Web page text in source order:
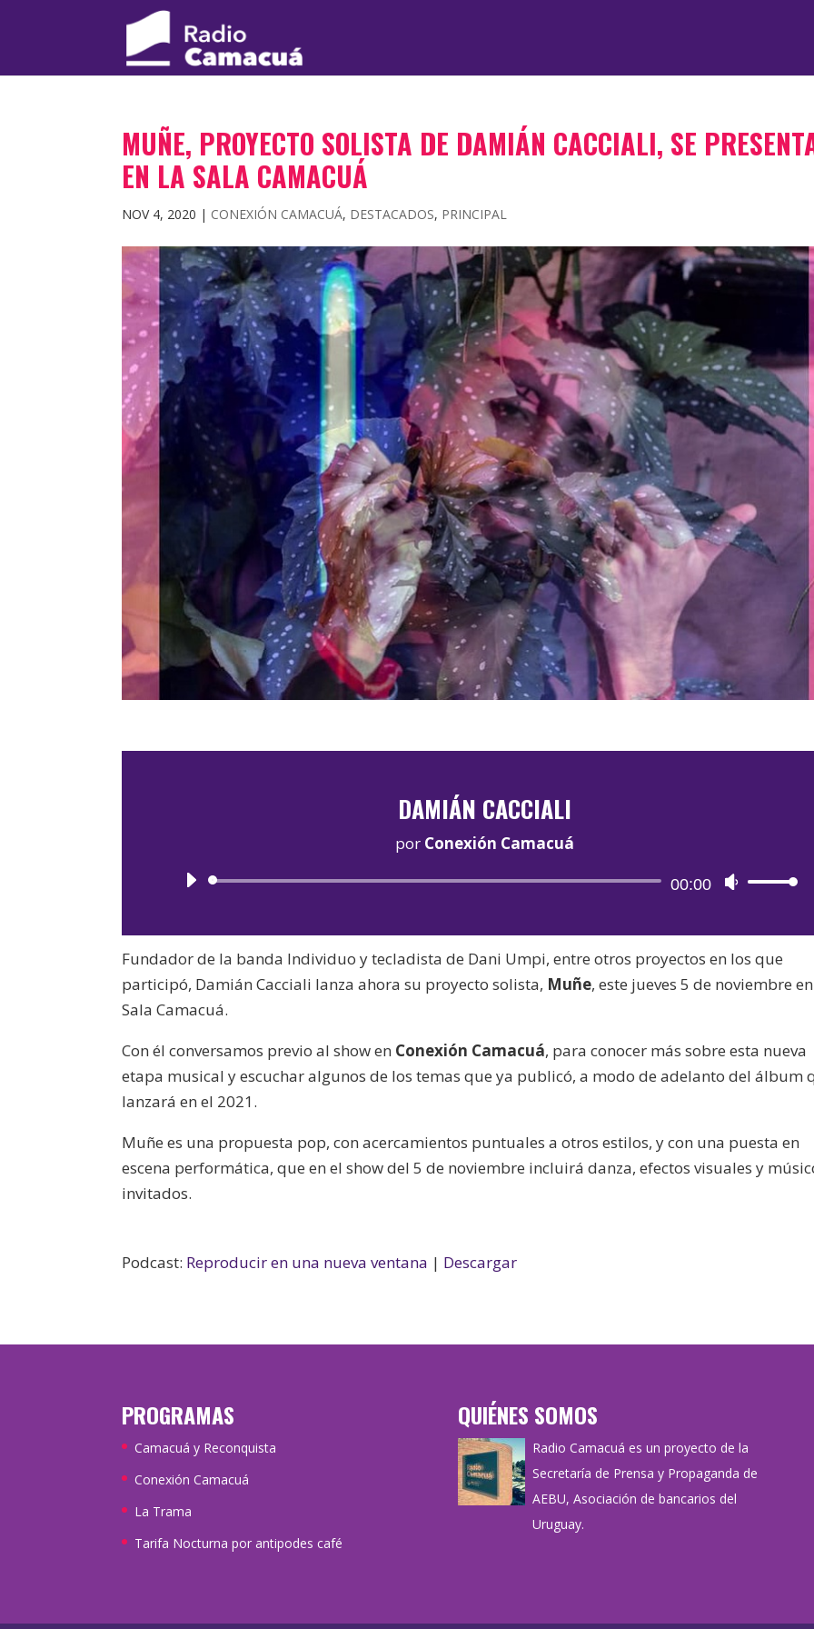
MUÑE, PROYECTO SOLISTA DE DAMIÁN CACCIALI, SE
EN LA SALA CAMACUÁ
NOV 4, 2020 | CONEXIÓN CAMACUÁ, DESTACADOS, PRINCIPAL
DAMIÁN CACCIALI
por Conexión Camacuá
Reproductor
audio
00:00
Utiliza
teclas
de
flecha
aumentar
o
el
volumen.
Fundador de la banda Individuo y tecladista de Dani Umpi, entre otros proyectos en los que
participó, Damián Cacciali lanza ahora su proyecto solista, Muñe, este jueves 5 de noviembre
Sala Camacuá.
Con él conversamos previo al show en Conexión Camacuá, para conocer más sobre esta nueva
etapa musical y escuchar algunos de los temas que ya publicó, a modo de adelanto del álbum
lanzará en el 2021.
Muñe es una propuesta pop, con acercamientos puntuales a otros estilos, y con una puesta en
escena performática, que en el show del 5 de noviembre incluirá danza, efectos visuales y
invitados.
Podcast: Reproducir en una nueva ventana | Descargar
PROGRAMAS
Camacuá y Reconquista
Conexión Camacuá
La Trama
Tarifa Nocturna por antipodes café
QUIÉNES SOMOS
Radio Camacuá es un proyecto de la
Secretaría de Prensa y Propaganda de
AEBU, Asociación de bancarios del
Uruguay.